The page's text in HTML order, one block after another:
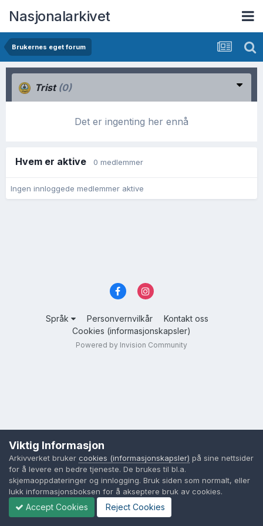
Nasjonalarkivet
Brukernes eget forum
Trist (0)
Det er ingenting her ennå
Hvem er aktive 0 medlemmer
Ingen innloggede medlemmer aktive
Språk Personvernvilkår
Kontakt oss
Cookies (informasjonskapsler)
Powered by Invision Community
Viktig Informasjon
Arkivverket bruker cookies (informasjonskapsler) på sine nettsider
for å levere en bedre tjeneste. De brukes til bl.a.
skjemaoppdateringer og innlogging. Bruk siden som normalt, eller
lukk informasjonsboksen for å akseptere bruk av cookies.
Accept Cookies Reject Cookies